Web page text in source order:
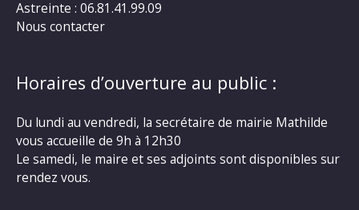
Astreinte : 06.81.41.99.09
Nous contacter
Horaires d’ouverture au public :
Du lundi au vendredi, la secrétaire de mairie Mathilde
vous accueille de 9h à 12h30
Le samedi, le maire et ses adjoints sont disponibles sur
rendez vous.